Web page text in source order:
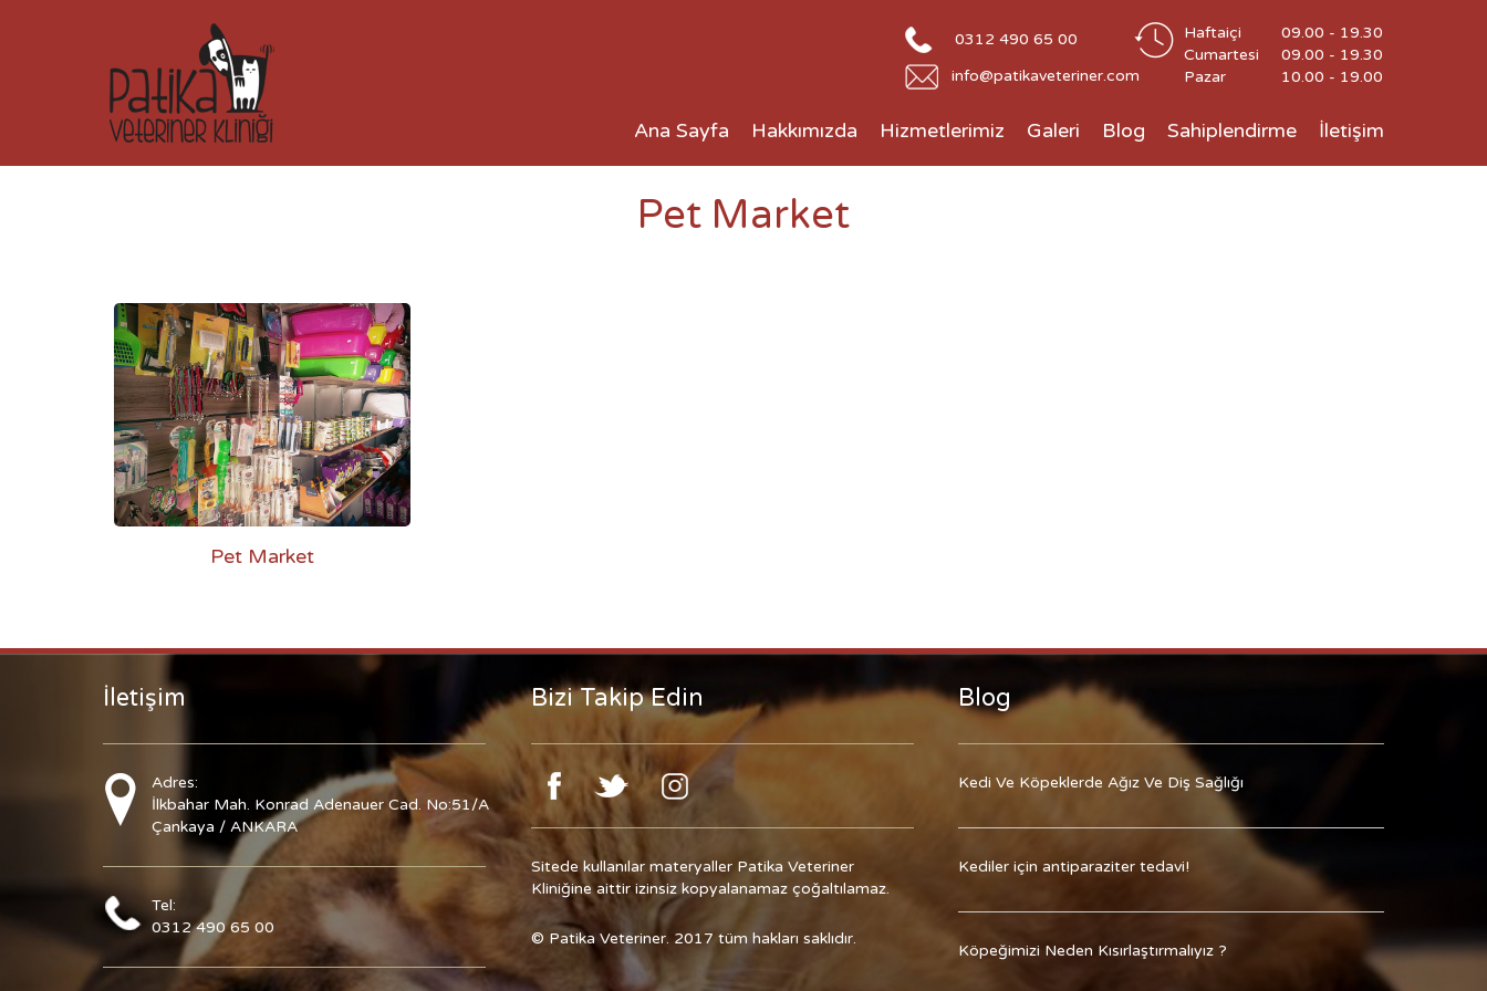
0312 490 65 00
info@patikaveteriner.com
09.00 - 19.30
09.00 - 19.30
10.00 - 19.00
Haftaiçi
Cumartesi
Pazar
Ana Sayfa Hakkımızda Hizmetlerimiz Galeri Blog Sahiplendirme İletişim
Pet Market
Pet Market
İletişim
Adres:
İlkbahar Mah. Konrad Adenauer Cad. No:51/A
Çankaya / ANKARA
Tel:
0312 490 65 00
Bizi Takip Edin
Sitede kullanılar materyaller Patika Veteriner
Kliniğine aittir izinsiz kopyalanamaz çoğaltılamaz.
© Patika Veteriner. 2017 tüm hakları saklıdır.
Blog
Kedi Ve Köpeklerde Ağız Ve Diş Sağlığı
Kediler için antiparaziter tedavi!
Köpeğimizi Neden Kısırlaştırmalıyız ?